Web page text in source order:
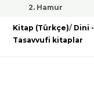
2. Hamur
Kitap (Türkçe)/ Dini -
Tasavvufi kitaplar